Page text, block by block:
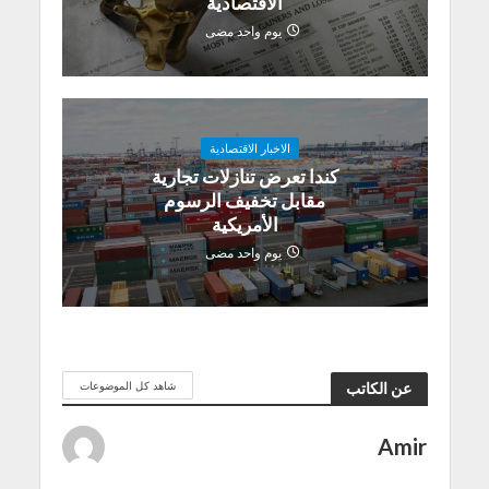
يوم واحد مضى
الاخبار الاقتصادية
كندا تعرض تنازلات تجارية
مقابل تخفيف الرسوم
الأمريكية
يوم واحد مضى
عن الكاتب شاهد كل الموضوعات
Amir